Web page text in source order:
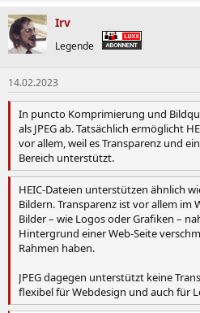
Irv
Legende
14.02.2023
In puncto Komprimierung und
als JPEG ab. Tatsächlich ermöglicht
vor allem, weil es Transparenz und
Bereich unterstützt.
HEIC-Dateien unterstützen ähnlich
Bildern. Transparenz ist vor allem im
Bilder – wie Logos oder Grafiken –
Hintergrund einer Web-Seite
Rahmen haben.
JPEG dagegen unterstützt keine
flexibel für Webdesign und auch für